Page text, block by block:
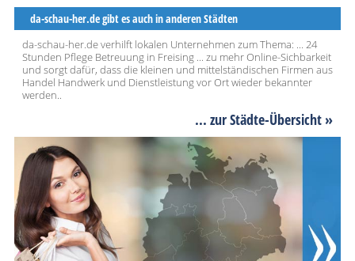
da-schau-her.de gibt es auch in anderen Städten
da-schau-her.de verhilft lokalen Unternehmen zum Thema: ... 24
Stunden Pflege Betreuung in Freising ... zu mehr Online-Sichbarkeit
und sorgt dafür, dass die kleinen und mittelständischen Firmen aus
Handel Handwerk und Dienstleistung vor Ort wieder bekannter
werden..
... zur Städte-Übersicht »